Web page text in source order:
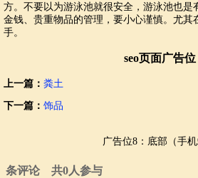
方。不要以为游泳池就很安全，游泳池也是
金钱、贵重物品的管理，要小心谨慎。尤其
手。
seo页面广告位
上一篇： 粪土
下一篇： 饰品
广告位8：底部（手机